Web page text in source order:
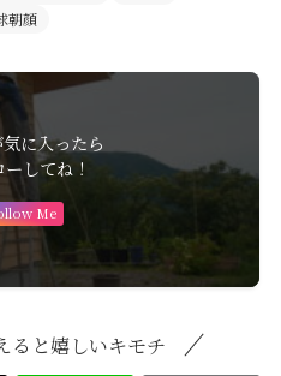
朝顔
に入ったら
してね！
Me
ると嬉しいキモチ